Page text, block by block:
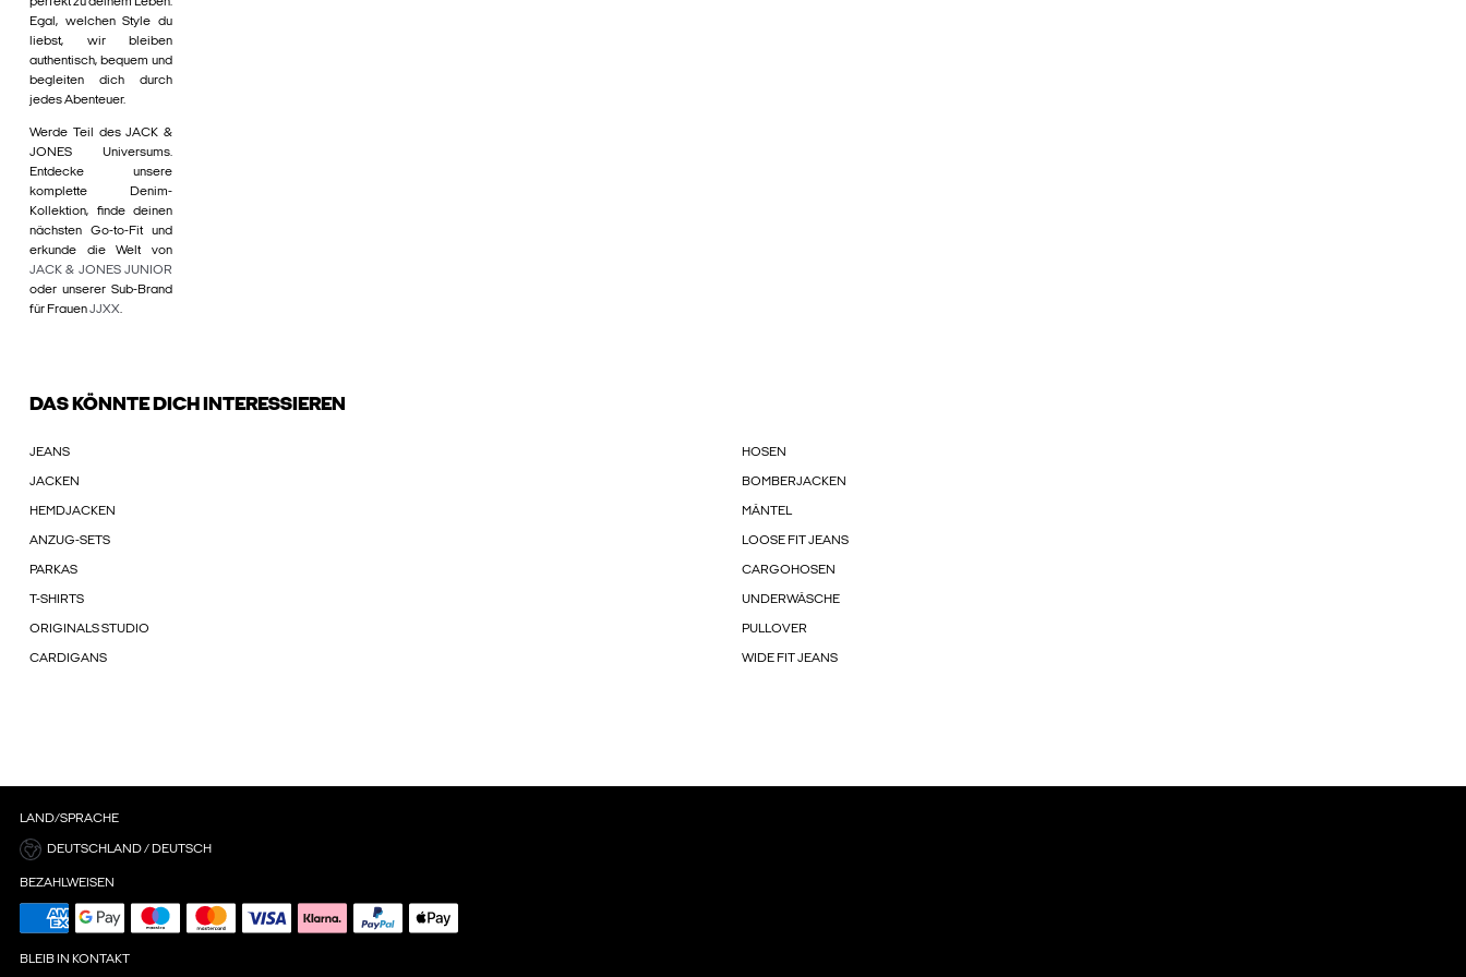
Egal, welchen Style du
liebst, wir bleiben
authentisch, bequem und
begleiten dich durch
jedes Abenteuer.
Werde Teil des JACK &
JONES Universums.
Entdecke unsere
komplette Denim-
Kollektion, finde deinen
nächsten Go-to-Fit und
erkunde die Welt von
JACK & JONES JUNIOR
oder unserer Sub-Brand
für FrauenJJXX.
DAS KÖNNTE DICH INTERESSIEREN
JEANS HOSEN
JACKEN BOMBERJACKEN
HEMDJACKEN MÄNTEL
ANZUG-SETS LOOSE FIT JEANS
PARKAS CARGOHOSEN
T-SHIRTS UNDERWÄSCHE
ORIGINALS STUDIO PULLOVER
CARDIGANS WIDE FIT JEANS
LAND/SPRACHE
DEUTSCHLAND / DEUTSCH
BEZAHLWEISEN
BLEIB IN KONTAKT